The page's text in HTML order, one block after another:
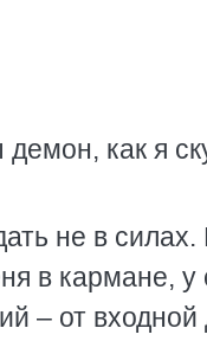
демон, как я
не в силах.
в кармане, у
– от входной